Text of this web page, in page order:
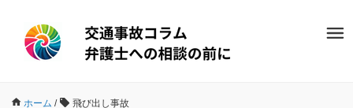
ホーム / 飛び出し事故